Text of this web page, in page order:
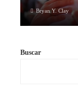
Bryan Y. Clay
Buscar